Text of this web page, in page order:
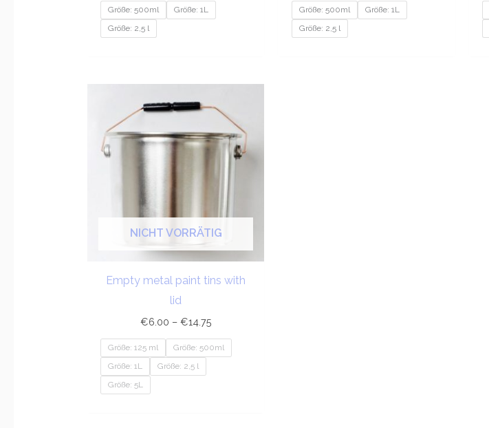
Größe: 500ml
Größe: 1L
Größe: 2,5 l
Größe: 500ml
Größe: 1L
Größe: 2,5 l
NICHT VORRÄTIG
Empty metal paint tins with
lid
€6.00 – €14.75
bis
€14.75
Größe: 125 ml
Größe: 500ml
Größe: 1L
Größe: 2,5 l
Größe: 5L